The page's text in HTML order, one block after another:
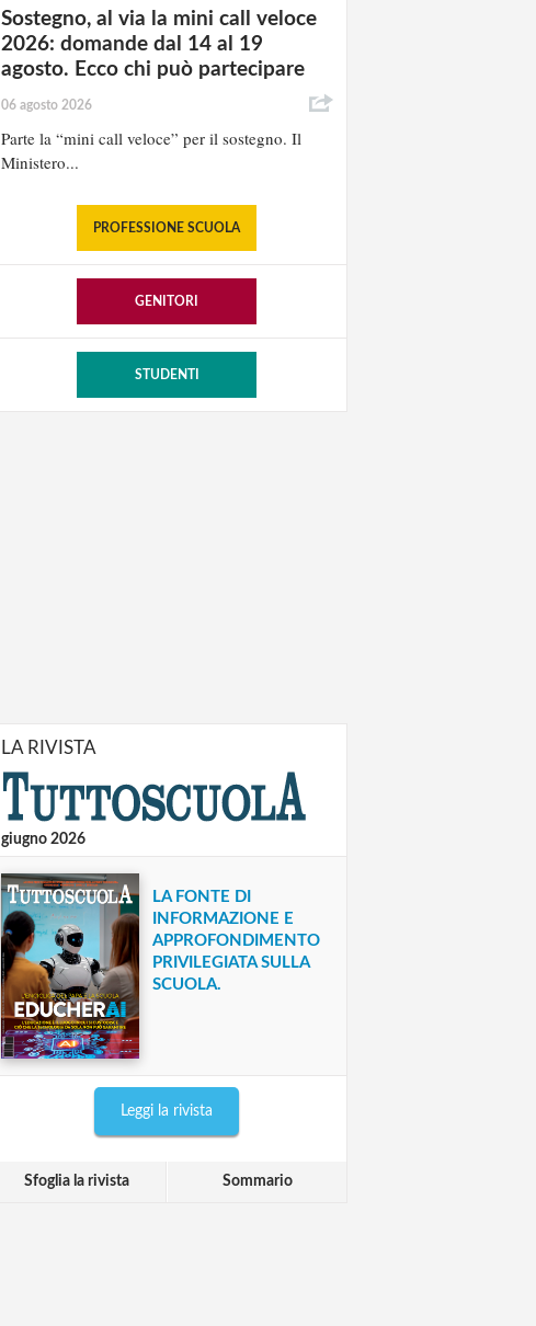
Sostegno, al via la mini call veloce
2026: domande dal 14 al 19
agosto. Ecco chi può partecipare
06 agosto 2026
Parte la “mini call veloce” per il sostegno. Il
Ministero...
PROFESSIONE SCUOLA
GENITORI
STUDENTI
LA RIVISTA
giugno 2026
LA FONTE DI
INFORMAZIONE E
APPROFONDIMENTO
PRIVILEGIATA SULLA
SCUOLA.
Leggi la rivista
Sfoglia la rivista Sommario